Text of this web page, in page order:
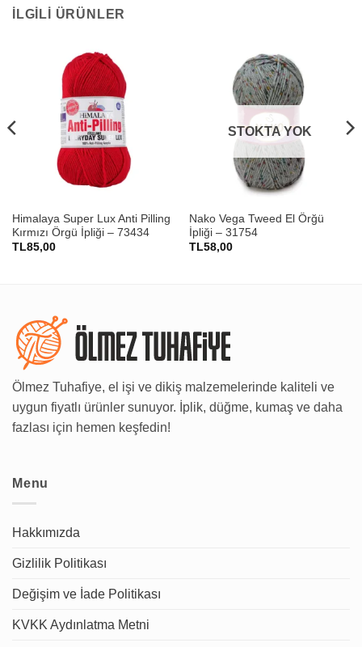
İLGILI ÜRÜNLER
Himalaya Super Lux Anti Pilling
Kırmızı Örgü İpliği – 73434
TL85,00
STOKTA YOK
Nako Vega Tweed El Örğü
İpliği – 31754
TL58,00
Ölmez Tuhafiye, el işi ve dikiş malzemelerinde kaliteli ve
uygun fiyatlı ürünler sunuyor. İplik, düğme, kumaş ve daha
fazlası için hemen keşfedin!
Menu
Hakkımızda
Gizlilik Politikası
Değişim ve İade Politikası
KVKK Aydınlatma Metni